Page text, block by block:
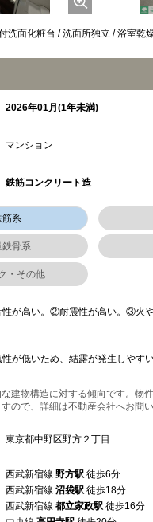
洗面化粧台 / 洗面所独立 / 浴室乾
2026年01月(1年未満)
マンション
鉄筋コンクリート造
筋系
鉄骨系
・その他
が高い。②耐震性が高い。③火
が低いため、結露が発生しやす
建物構造に対する傾向です。物
ので、詳細は不動産会社へお問
東京都中野区野方２丁目
西武新宿線 野方駅 徒歩6分
西武新宿線 沼袋駅 徒歩18分
西武新宿線 都立家政駅 徒歩16分